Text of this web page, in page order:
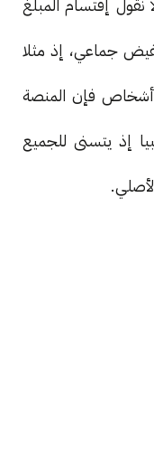
جماعي، إذ مثلا
إن كان منتج سيقتنيه أزيد من 10 أشخاص فإن المنصة
إذ يتسنى للجميع